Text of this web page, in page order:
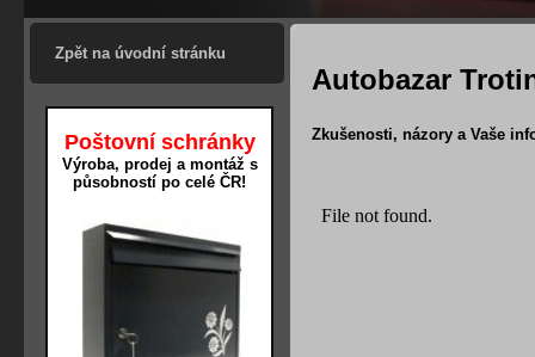
Zpět na úvodní stránku
Autobazar
Zkušenosti, názory a Vaše
Poštovní schránky
Výroba, prodej a montáž s
působností po celé ČR!